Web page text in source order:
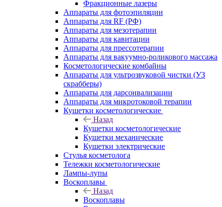
Фракционные лазеры
Аппараты для фотоэпиляции
Аппараты для RF (РФ)
Аппараты для мезотерапии
Аппараты для кавитации
Аппараты для прессотерапии
Аппараты для вакуумно-роликового массажа
Косметологические комбайны
Аппараты для ультрозвуковой чистки (УЗ
скрабберы)
Аппараты для дарсонвализации
Аппараты для микротоковой терапии
Кушетки косметологические
Назад
Кушетки косметологические
Кушетки механические
Кушетки электрические
Стулья косметолога
Тележки косметологические
Лампы-лупы
Воскоплавы
Назад
Воскоплавы